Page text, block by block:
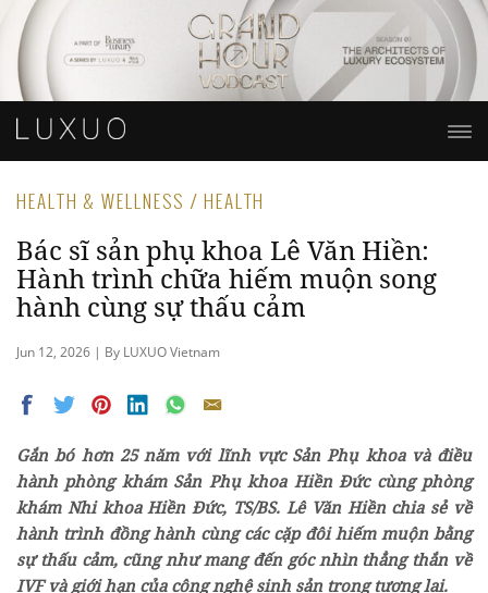
HEALTH & WELLNESS / HEALTH
Bác sĩ sản phụ khoa Lê Văn Hiền:
Hành trình chữa hiếm muộn song
hành cùng sự thấu cảm
Jun 12, 2026 | By LUXUO Vietnam
Gắn bó hơn 25 năm với lĩnh vực Sản Phụ khoa và điều
hành phòng khám Sản Phụ khoa Hiền Đức cùng phòng
khám Nhi khoa Hiền Đức, TS/BS. Lê Văn Hiền chia sẻ về
hành trình đồng hành cùng các cặp đôi hiếm muộn bằng
sự thấu cảm, cũng như mang đến góc nhìn thẳng thắn về
IVF và giới hạn của công nghệ sinh sản trong tương lai.